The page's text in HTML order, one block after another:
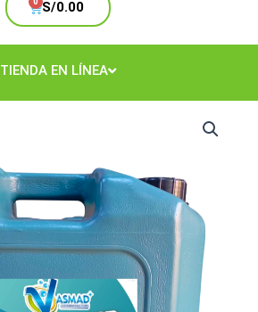
S/0.00
Cart
TIENDA EN LÍNEA